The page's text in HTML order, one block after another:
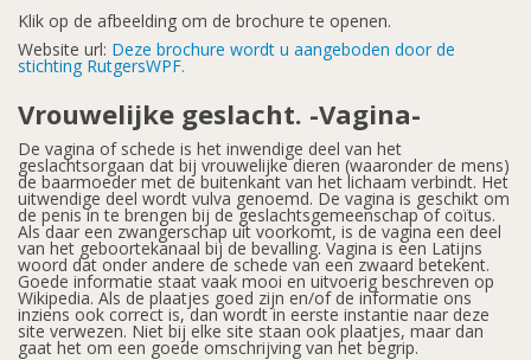
Klik op de afbeelding om de brochure te openen.
Website url: Deze brochure wordt u aangeboden door de
stichting RutgersWPF.
Vrouwelijke geslacht. -Vagina-
De vagina of schede is het inwendige deel van het
geslachtsorgaan dat bij vrouwelijke dieren (waaronder de mens)
de baarmoeder met de buitenkant van het lichaam verbindt. Het
uitwendige deel wordt vulva genoemd. De vagina is geschikt om
de penis in te brengen bij de geslachtsgemeenschap of coïtus.
Als daar een zwangerschap uit voorkomt, is de vagina een deel
van het geboortekanaal bij de bevalling. Vagina is een Latijns
woord dat onder andere de schede van een zwaard betekent.
Goede informatie staat vaak mooi en uitvoerig beschreven op
Wikipedia. Als de plaatjes goed zijn en/of de informatie ons
inziens ook correct is, dan wordt in eerste instantie naar deze
site verwezen. Niet bij elke site staan ook plaatjes, maar dan
gaat het om een goede omschrijving van het begrip.